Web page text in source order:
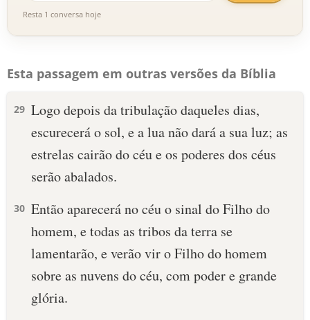
Resta 1 conversa hoje
Esta passagem em outras versões da Bíblia
29 Logo depois da tribulação daqueles dias,
escurecerá o sol, e a lua não dará a sua luz; as
estrelas cairão do céu e os poderes dos céus
serão abalados.
30 Então aparecerá no céu o sinal do Filho do
homem, e todas as tribos da terra se
lamentarão, e verão vir o Filho do homem
sobre as nuvens do céu, com poder e grande
glória.